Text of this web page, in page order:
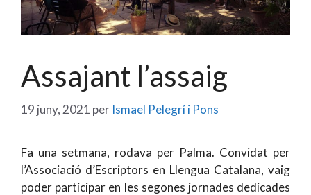
Assajant l’assaig
19 juny, 2021 per Ismael Pelegrí i Pons
Fa una setmana, rodava per Palma. Convidat per
l’Associació d’Escriptors en Llengua Catalana, vaig
poder participar en les segones jornades dedicades